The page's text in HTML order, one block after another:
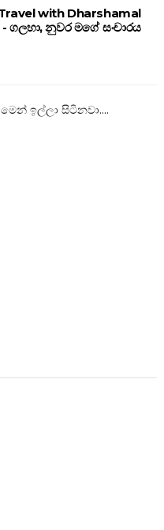
with Dharshamal
- ගලහා, නුවර මගේ සංචාරය
ඉල්ලා සිටිනවා....